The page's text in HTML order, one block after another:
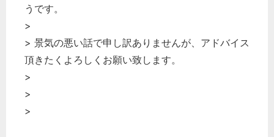
うです。
>
> 景気の悪い話で申し訳ありませんが、アドバイス
頂きたくよろしくお願い致します。
>
>
>